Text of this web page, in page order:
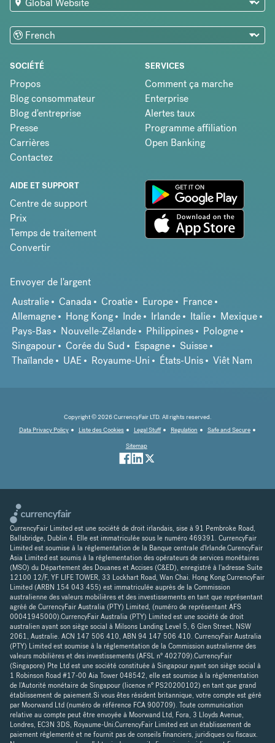
SOCIÉTÉ
Propos
Blog consommateur
Blog d'entreprise
Presse
Carrières
Contactez
SERVICES
Comment ça marche
Enterprise
Alertes taux
Programme affiliation
Open Banking
AIDE ET SUPPORT
Centre de support
Prix
Temps de traitement
Convertir
Envoyer de l'argent
Australie
Canada Croatie Europe
France
Allemagne
Hong Kong Inde Irlande Italie
Mexique
Pays-Bas
Nouvelle-Zélande Philippines
Pologne
Singapour
Corée du Sud Espagne
Suisse
Thaïlande
UAE Royaume-Uni États-Unis Viêt Nam
Copyright © 2026 CurrencyFair LTD. All rights reserved.
Data Privacy Policy
Liste des Cookies Legal Stuff Regulation
Safe and Secure
Sitemap
CurrencyFair Limited est une société de droit irlandais, sise à 91 Pembroke Road,
Ballsbridge, Dublin 4. Elle est immatriculée sous le numéro 469391. CurrencyFair
Limited est soumise à la réglementation de la Banque centrale d'Irlande.CurencyFair
Asia Limited est soumis à la réglementation des opérateurs de services monétaires
(MSO) du Département des Douanes et Accises (C&ED), enregistré à l'adresse Suite
12100 12/F, YF LIFE TOWER, 33 Lockhart Road, Wan Chai. Hong Kong.CurrencyFair
Limited (ARBN 154 043 455) est immatriculée auprès de la Commission
australienne des valeurs mobilières et des investissements en tant que représentant
agréé de CurrencyFair Australia (PTY) Limited, (numéro de représentant AFS
00041945000).CurrencyFair Australia (PTY) Limited est une société de droit
australien ayant son siège social à Milsons Landing Level 5, 6 Glen Street, NSW
2061, Australie. ACN 147 506 410, ABN 94 147 506 410. CurrencyFair Australia
(PTY) Limited est soumise à la réglementation de la Commission australienne des
valeurs mobilières et des investissements (AFSL n° 402709).CurrencyFair
(Singapore) Pte Ltd est une société constituée à Singapour ayant son siège social à
1 Robinson Road #17-00 Aia Tower 048542, elle est soumise à la réglementation
de l'Autorité monétaire de Singapour (licence n° PS20200102) en tant que grand
établissement de paiement.Si vous êtes résident britannique, votre compte est géré
par Moorwand Ltd (numéro de référence FCA 900709). Toute communication
relative au compte peut être envoyée à Moorwand Ltd, Fora, 3 Lloyds Avenue,
Londres, EC3N 3DS, Royaume-Uni.CurrencyFair Limited est un établissement de
paiement réglementé et ne fournit pas de conseils financiers, juridiques ou fiscaux.